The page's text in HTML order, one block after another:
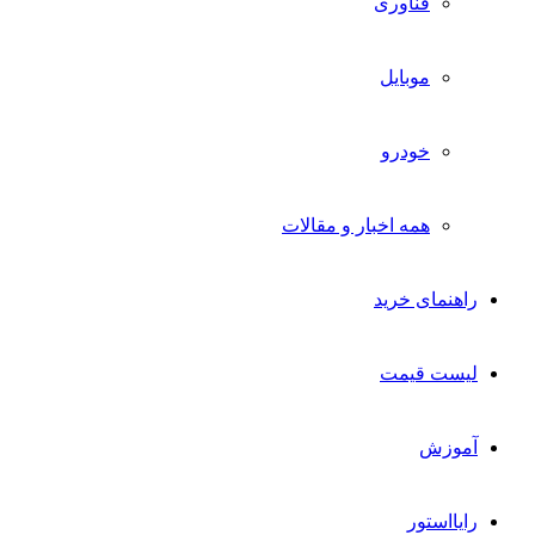
موبایل
خودرو
همه اخبار و مقالات
راهنمای خرید
لیست قیمت
آموزش
رایااستور